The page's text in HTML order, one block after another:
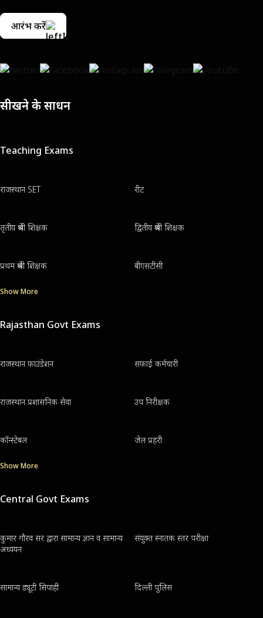
आरंभ करें
सीखने के साधन
Teaching Exams
राजस्थान SET रीट
तृतीय श्रेणी शिक्षक द्वितीय श्रेणी शिक्षक
प्रथम श्रेणी शिक्षक बीएसटीसी
Show More
Rajasthan Govt Exams
राजस्थान फाउंडेशन सफाई कर्मचारी
राजस्थान प्रशासनिक सेवा उप निरीक्षक
कॉन्स्टेबल जेल प्रहरी
Show More
Central Govt Exams
कुमार गौरव सर द्वारा सामान्य ज्ञान व सामान्य
अध्ययन
संयुक्त स्नातक स्तर परीक्षा
सामान्य ड्यूटी सिपाही दिल्ली पुलिस